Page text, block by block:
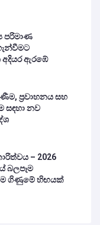
පරිමාණ
අදියර ඇරඹේ
ප්‍රවාහනය සහ
සඳහා නව
– 2026
බලපෑම
ගිණුමේ හිඟයක්